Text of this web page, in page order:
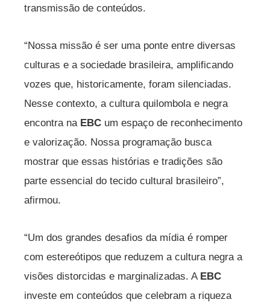
transmissão de conteúdos.
“Nossa missão é ser uma ponte entre diversas
culturas e a sociedade brasileira, amplificando
vozes que, historicamente, foram silenciadas.
Nesse contexto, a cultura quilombola e negra
encontra na EBC um espaço de reconhecimento
e valorização. Nossa programação busca
mostrar que essas histórias e tradições são
parte essencial do tecido cultural brasileiro”,
afirmou.
“Um dos grandes desafios da mídia é romper
com estereótipos que reduzem a cultura negra a
visões distorcidas e marginalizadas. A EBC
investe em conteúdos que celebram a riqueza